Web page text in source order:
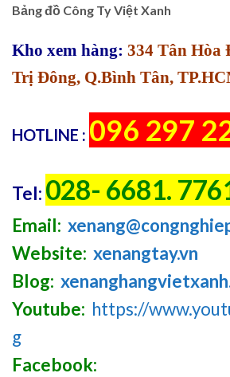
Bảng đồ Công Ty Việt Xanh
Kho xem hàng: 334 Tân Hòa
Trị Đông, Q.Bình Tân,
HOTLINE : 096 297
Tel: 028- 6681.
Email:
Website: xenangtay.vn
Blog:
Youtube: https://
g
Facebook: